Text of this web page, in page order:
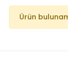
Ürün